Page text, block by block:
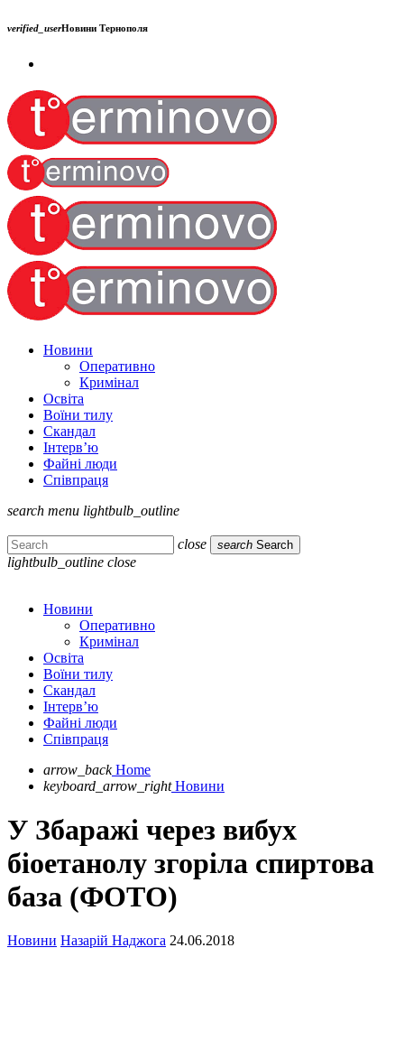
verified_userНовини Тернополя
Новини
Оперативно
Кримінал
Освіта
Воїни тилу
Скандал
Інтерв’ю
Файні люди
Співпраця
search menu lightbulb_outline
close search Search
lightbulb_outline close
Новини
Оперативно
Кримінал
Освіта
Воїни тилу
Скандал
Інтерв’ю
Файні люди
Співпраця
arrow_back Home
keyboard_arrow_right Новини
У Збаражі через вибух
біоетанолу згоріла спиртова
база (ФОТО)
Новини Назарій Наджога 24.06.2018